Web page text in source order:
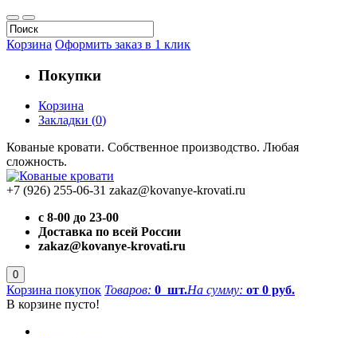
Корзина Оформить заказ в 1 клик
Покупки
Корзина
Закладки (0)
Кованые кровати. Собственное производство. Любая
сложность.
+7 (926) 255-06-31 zakaz@kovanye-krovati.ru
с 8-00 до 23-00
Доставка по всей России
zakaz@kovanye-krovati.ru
0
Корзина покупок Товаров: 0 шт.На сумму: от 0 руб.
В корзине пусто!